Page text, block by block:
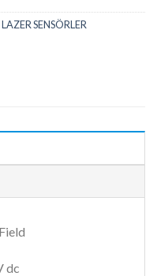
LAZER SENSÖRLER
dc